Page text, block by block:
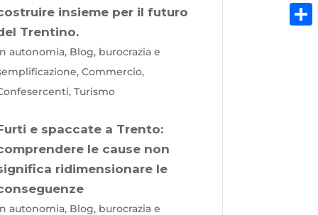
insieme per il futuro
Trentino.
autonomia, Blog, burocrazia e
Commercio,
Turismo
e spaccate a Trento:
le cause non
ridimensionare le
autonomia, Blog, burocrazia e